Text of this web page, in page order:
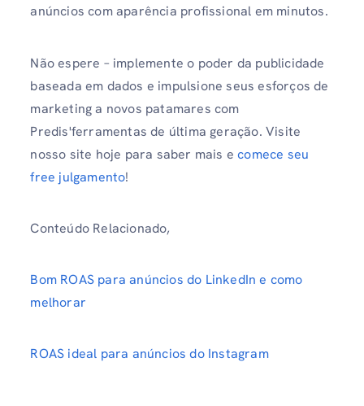
anúncios com aparência profissional em minutos.
Não espere – implemente o poder da publicidade
baseada em dados e impulsione seus esforços de
marketing a novos patamares com
Predis'ferramentas de última geração. Visite
nosso site hoje para saber mais ecomece seu
free julgamento!
Conteúdo Relacionado,
Bom ROAS para anúncios do LinkedIn e como
melhorar
ROAS ideal para anúncios do Instagram